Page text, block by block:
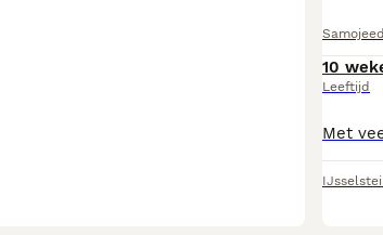
Samojeed
10
Leeftijd